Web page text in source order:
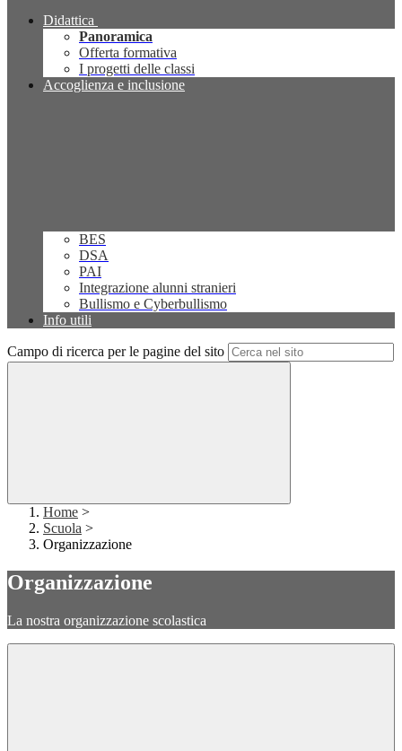
Didattica
Panoramica
Offerta formativa
I progetti delle classi
Accoglienza e inclusione
BES
DSA
PAI
Integrazione alunni stranieri
Bullismo e Cyberbullismo
Info utili
Campo di ricerca per le pagine del sito
Home >
Scuola >
Organizzazione
Organizzazione
La nostra organizzazione scolastica